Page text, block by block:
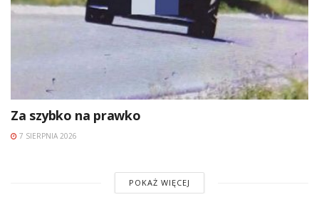
Za szybko na prawko
7 SIERPNIA 2026
POKAŻ WIĘCEJ